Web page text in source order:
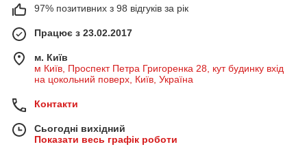
97% позитивних з 98 відгуків за рік
Працює з 23.02.2017
м. Київ
м Київ, Проспект Петра Григоренка 28, кут будинку вхід
на цокольний поверх, Київ, Україна
Контакти
Сьогодні вихідний
Показати весь графік роботи